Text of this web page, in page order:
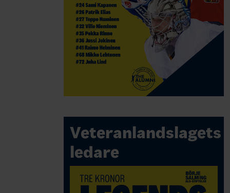
Veteranlandslagets
ledare